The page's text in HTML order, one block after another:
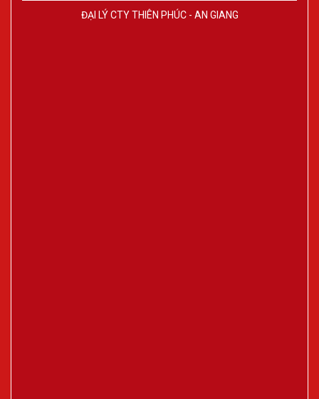
ĐẠI LÝ CTY THIÊN PHÚC - AN GIANG